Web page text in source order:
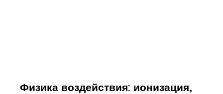
Физика воздействия: ионизация,